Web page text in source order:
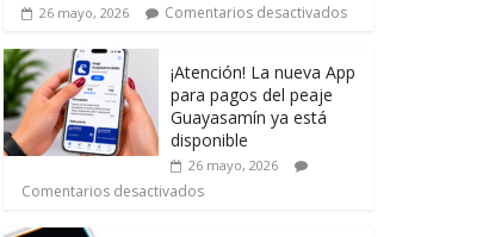
26 mayo, 2026 Comentarios desactivados
¡Atención! La nueva App
para pagos del peaje
Guayasamín ya está
disponible
26 mayo, 2026
Comentarios desactivados